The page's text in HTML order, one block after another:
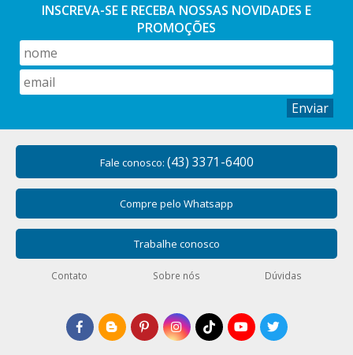
INSCREVA-SE E RECEBA NOSSAS NOVIDADES E
PROMOÇÕES
Enviar
Fale conosco: (43) 3371-6400
Compre pelo Whatsapp
Trabalhe conosco
Contato Sobre nós Dúvidas